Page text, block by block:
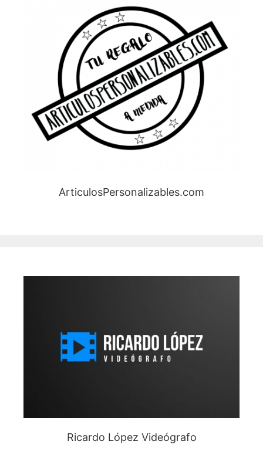
ArticulosPersonalizables.com
Ricardo López Videógrafo